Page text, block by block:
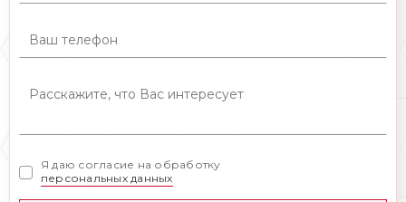
Я даю согласие на обработку
персональных данных